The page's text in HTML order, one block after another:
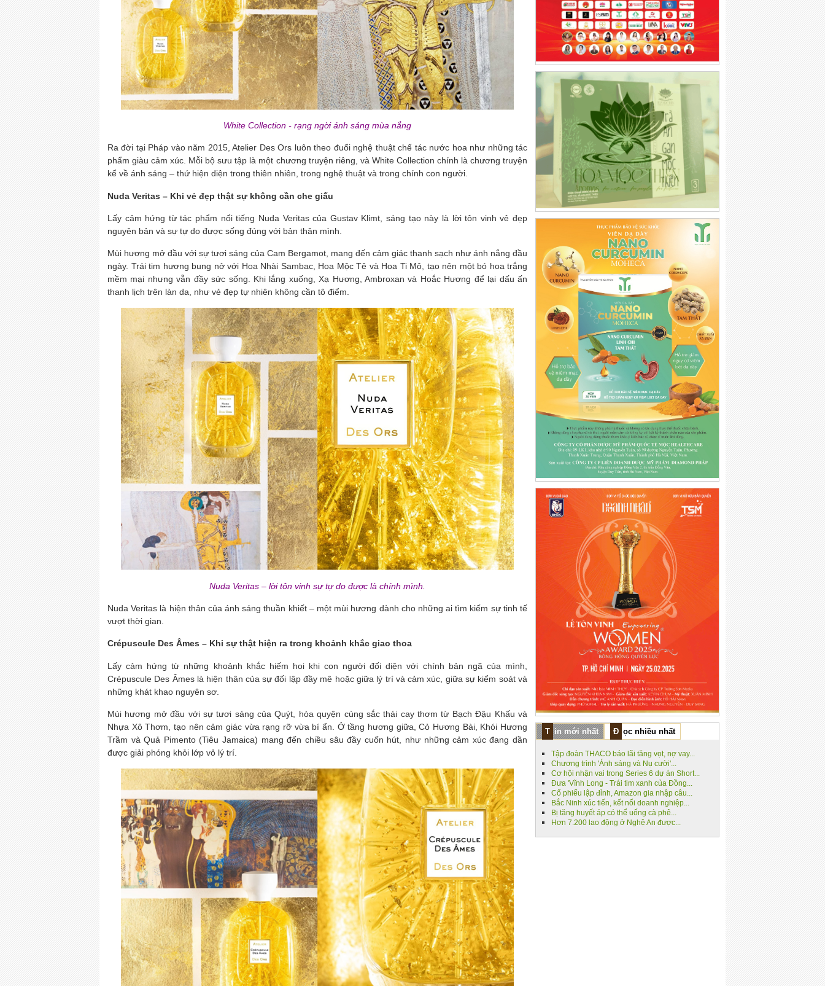
White Collection - rạng ngời ánh sáng mùa nắng
Ra đời tại Pháp vào năm 2015, Atelier Des Ors luôn theo đuổi nghệ thuật chế tác nước hoa như những tác
phẩm giàu cảm xúc. Mỗi bộ sưu tập là một chương truyện riêng, và White Collection chính là chương truyện
kể về ánh sáng – thứ hiện diện trong thiên nhiên, trong nghệ thuật và trong chính con người.
Nuda Veritas – Khi vẻ đẹp thật sự không cần che giấu
Lấy cảm hứng từ tác phẩm nổi tiếng Nuda Veritas của Gustav Klimt, sáng tạo này là lời tôn vinh vẻ đẹp
nguyên bản và sự tự do được sống đúng với bản thân mình.
Mùi hương mở đầu với sự tươi sáng của Cam Bergamot, mang đến cảm giác thanh sạch như ánh nắng đầu
ngày. Trái tim hương bung nở với Hoa Nhài Sambac, Hoa Mộc Tê và Hoa Ti Mô, tạo nên một bó hoa trắng
mềm mại nhưng vẫn đầy sức sống. Khi lắng xuống, Xạ Hương, Ambroxan và Hoắc Hương để lại dấu ấn
thanh lịch trên làn da, như vẻ đẹp tự nhiên không cần tô điểm.
Nuda Veritas – lời tôn vinh sự tự do được là chính mình.
Nuda Veritas là hiện thân của ánh sáng thuần khiết – một mùi hương dành cho những ai tìm kiếm sự tinh tế
vượt thời gian.
Crépuscule Des Âmes – Khi sự thật hiện ra trong khoảnh khắc giao thoa
Lấy cảm hứng từ những khoảnh khắc hiếm hoi khi con người đối diện với chính bản ngã của mình,
Crépuscule Des Âmes là hiện thân của sự đối lập đầy mê hoặc giữa lý trí và cảm xúc, giữa sự kiểm soát và
những khát khao nguyên sơ.
Mùi hương mở đầu với sự tươi sáng của Quýt, hòa quyện cùng sắc thái cay thơm từ Bạch Đậu Khấu và
Nhựa Xô Thơm, tạo nên cảm giác vừa rạng rỡ vừa bí ẩn. Ở tầng hương giữa, Cỏ Hương Bài, Khói Hương
Trầm và Quả Pimento (Tiêu Jamaica) mang đến chiều sâu đầy cuốn hút, như những cảm xúc đang dần
được giải phóng khỏi lớp vỏ lý trí.
Tin mới nhất Đọc nhiều nhất
Tập đoàn THACO báo lãi tăng vọt, nợ vay...
Chương trình 'Ánh sáng và Nụ cười'...
Cơ hội nhận vai trong Series 6 dự án Short...
Đưa 'Vĩnh Long - Trái tim xanh của Đồng...
Cổ phiếu lập đỉnh, Amazon gia nhập câu...
Bắc Ninh xúc tiến, kết nối doanh nghiệp...
Bị tăng huyết áp có thể uống cà phê...
Hơn 7.200 lao động ở Nghệ An được...